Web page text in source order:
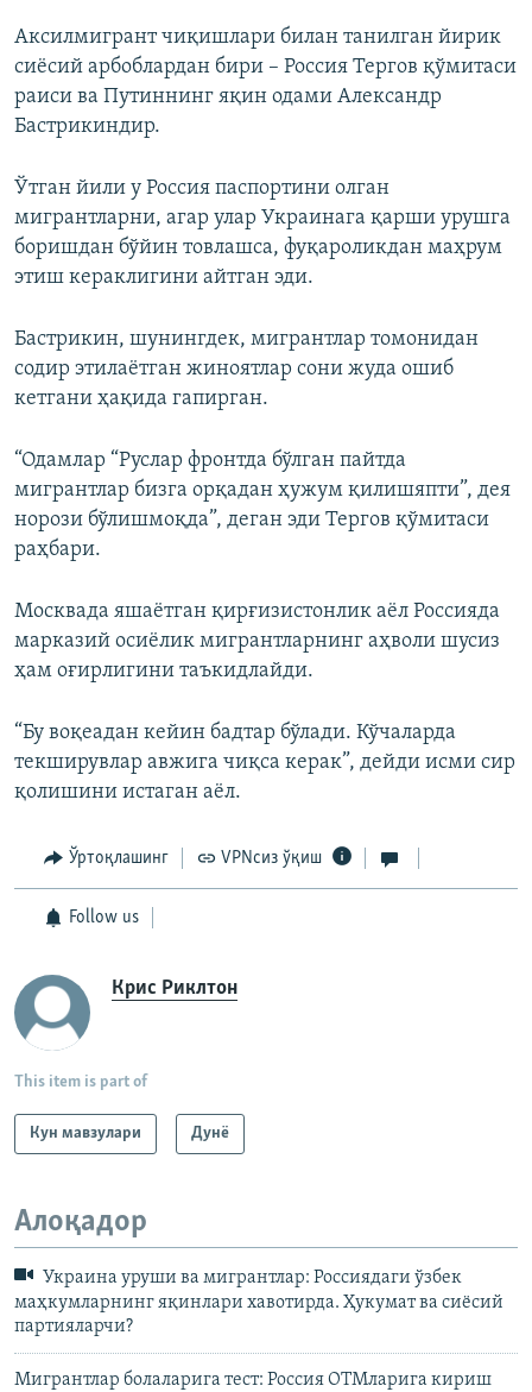
Аксилмигрант чиқишлари билан танилган йирик
сиёсий арбоблардан бири – Россия Тергов қўмитаси
раиси ва Путиннинг яқин одами Александр
Бастрикиндир.
Ўтган йили у Россия паспортини олган
мигрантларни, агар улар Украинага қарши урушга
боришдан бўйин товлашса, фуқароликдан маҳрум
этиш кераклигини айтган эди.
Бастрикин, шунингдек, мигрантлар томонидан
содир этилаётган жиноятлар сони жуда ошиб
кетгани ҳақида гапирган.
“Одамлар “Руслар фронтда бўлган пайтда
мигрантлар бизга орқадан ҳужум қилишяпти”, дея
норози бўлишмоқда”, деган эди Тергов қўмитаси
раҳбари.
Москвада яшаётган қирғизистонлик аёл Россияда
марказий осиёлик мигрантларнинг аҳволи шусиз
ҳам оғирлигини таъкидлайди.
“Бу воқеадан кейин бадтар бўлади. Кўчаларда
текширувлар авжига чиқса керак”, дейди исми сир
қолишини истаган аёл.
Ўртоқлашинг VPNсиз ўқиш
Follow us
Крис Риклтон
This item is part of
Кун мавзулари Дунë
Алоқадор
Украина уруши ва мигрантлар: Россиядаги ўзбек
маҳкумларнинг яқинлари хавотирда. Ҳукумат ва сиёсий
партияларчи?
Мигрантлар болаларига тест: Россия ОТМларига кириш